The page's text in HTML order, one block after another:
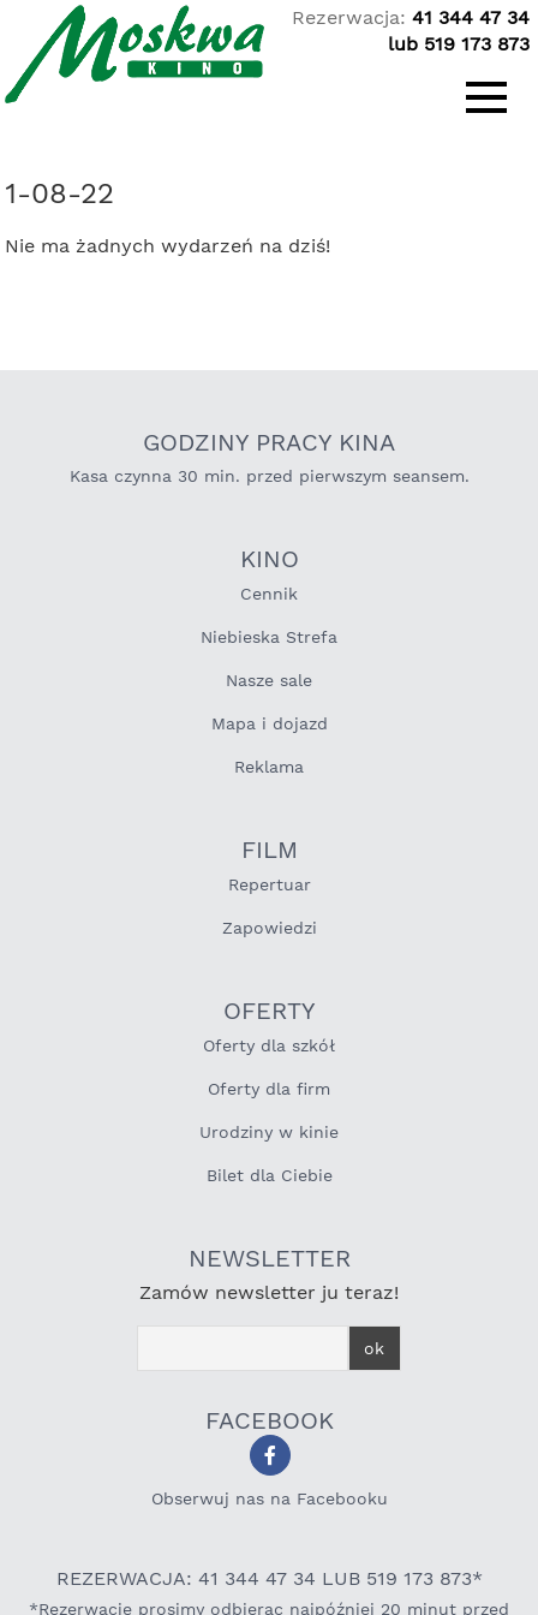
Rezerwacja:41 344 47 34
lub 519 173 873
1-08-22
Nie ma żadnych wydarzeń na dziś!
GODZINY PRACY KINA
Kasa czynna 30 min. przed pierwszym seansem.
KINO
Cennik
Niebieska Strefa
Nasze sale
Mapa i dojazd
Reklama
FILM
Repertuar
Zapowiedzi
OFERTY
Oferty dla szkół
Oferty dla firm
Urodziny w kinie
Bilet dla Ciebie
NEWSLETTER
Zamów newsletter ju teraz!
FACEBOOK
Obserwuj nas na Facebooku
REZERWACJA: 41 344 47 34 LUB 519 173 873*
*Rezerwacje prosimy odbierac najpóźniej 20 minut przed